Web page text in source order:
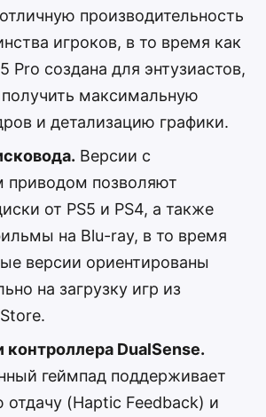
производительность
игроков, в то время как
Pro создана для энтузиастов,
максимальную
и детализацию графики.
Версии с
приводом позволяют
от PS5 и PS4, а также
на Blu-ray, в то время
версии ориентированы
на загрузку игр из
контроллера DualSense.
геймпад поддерживает
отдачу (Haptic Feedback) и